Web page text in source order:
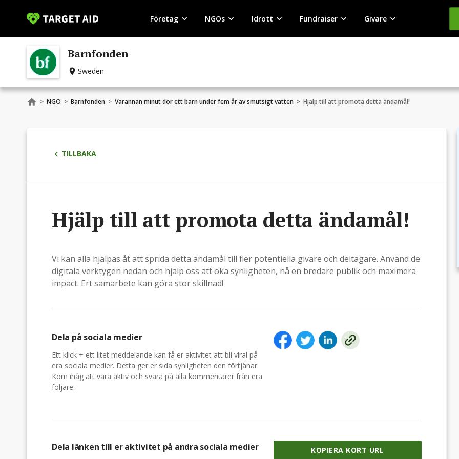
Företag NGOs Idrott Fundraiser Givare
Barnfonden
Sweden
> NGO > Barnfonden > Varannan minut dör ett barn under fem år av smutsigt vatten > Hjälp till att promota detta ändamål!
TILLBAKA
Hjälp till att promota detta ändamål!
Vi kan alla hjälpas åt att sprida detta ändamål till fler potentiella givare och deltagare. Använd de
digitala verktygen nedan och hjälp oss att öka synligheten, nå en bredare publik och maximera
impact. Ert samarbete kan göra stor skillnad!
Dela på sociala medier
Ett klick + ett litet meddelande kan få er aktivitet att bli viral på
era sociala medier. Detta ger er sida synligheten den förtjänar.
Kom ihåg att vara aktiv och svara på alla kommentarer från era
följare.
Dela länken till er aktivitet på andra sociala medier KOPIERA KORT URL